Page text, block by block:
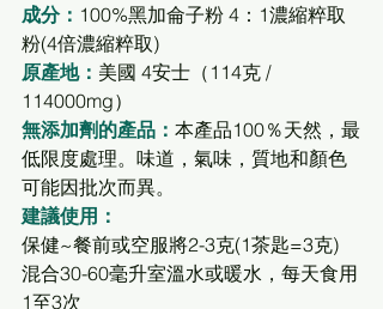
成分： 100%黑加侖子粉 4：1濃縮粹取
粉(4倍濃縮粹取)
原產地： 美國 4安士（114克 /
114000mg）
無添加劑的產品： 本產品100％天然，最
低限度處理。味道，氣味，質地和顏色
可能因批次而異。
建議使用：
保健~餐前或空服將2-3克(1茶匙=3克)
混合30-60毫升室溫水或暖水，每天食用
1至3次